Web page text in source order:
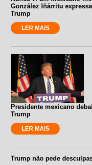
González Iñárritu
Trump
LER MAIS
Presidente mexicano
Trump
LER MAIS
Trump não pede